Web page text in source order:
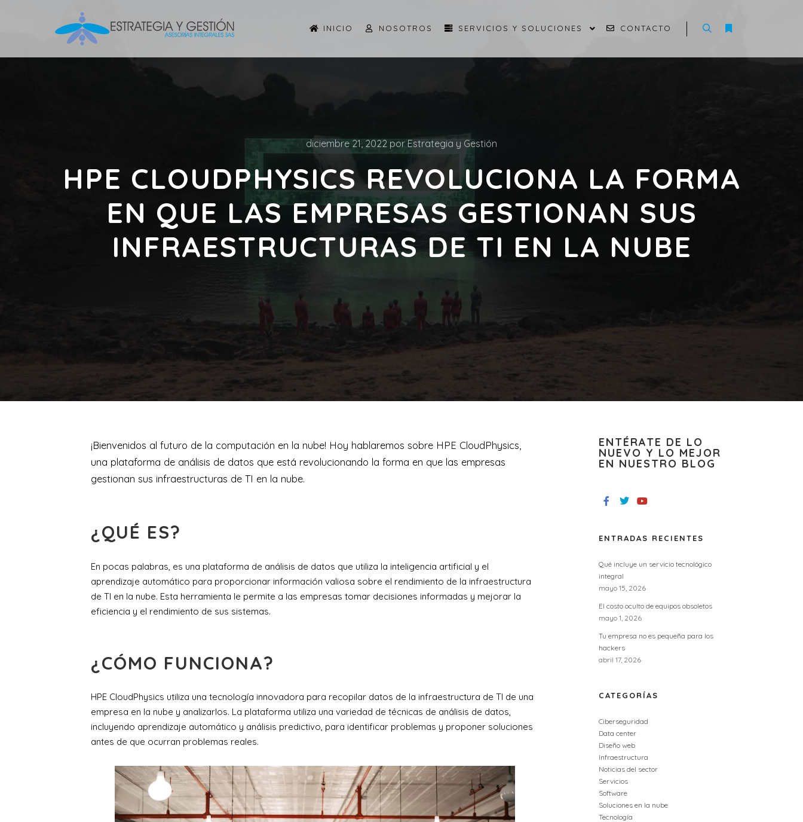
INICIO NOSOTROS SERVICIOS Y SOLUCIONES CONTACTO
diciembre 21, 2022 por Estrategia y Gestión
HPE CLOUDPHYSICS REVOLUCIONA LA FORMA
EN QUE LAS EMPRESAS GESTIONAN SUS
INFRAESTRUCTURAS DE TI EN LA NUBE
¡Bienvenidos al futuro de la computación en la nube! Hoy hablaremos sobre HPE CloudPhysics,
una plataforma de análisis de datos que está revolucionando la forma en que las empresas
gestionan sus infraestructuras de TI en la nube.
¿QUÉ ES?
En pocas palabras, es una plataforma de análisis de datos que utiliza la inteligencia artificial y el
aprendizaje automático para proporcionar información valiosa sobre el rendimiento de la infraestructura
de TI en la nube. Esta herramienta le permite a las empresas tomar decisiones informadas y mejorar la
eficiencia y el rendimiento de sus sistemas.
¿CÓMO FUNCIONA?
HPE CloudPhysics utiliza una tecnología innovadora para recopilar datos de la infraestructura de TI de una
empresa en la nube y analizarlos. La plataforma utiliza una variedad de técnicas de análisis de datos,
incluyendo aprendizaje automático y análisis predictivo, para identificar problemas y proponer soluciones
antes de que ocurran problemas reales.
ENTÉRATE DE LO
NUEVO Y LO MEJOR
EN NUESTRO BLOG
ENTRADAS RECIENTES
Qué incluye un servicio tecnológico
integral
mayo 15, 2026
El costo oculto de equipos obsoletos
mayo 1, 2026
Tu empresa no es pequeña para los
hackers
abril 17, 2026
CATEGORÍAS
Ciberseguridad
Data center
Diseño web
Infraestructura
Noticias del sector
Servicios
Software
Soluciones en la nube
Tecnología